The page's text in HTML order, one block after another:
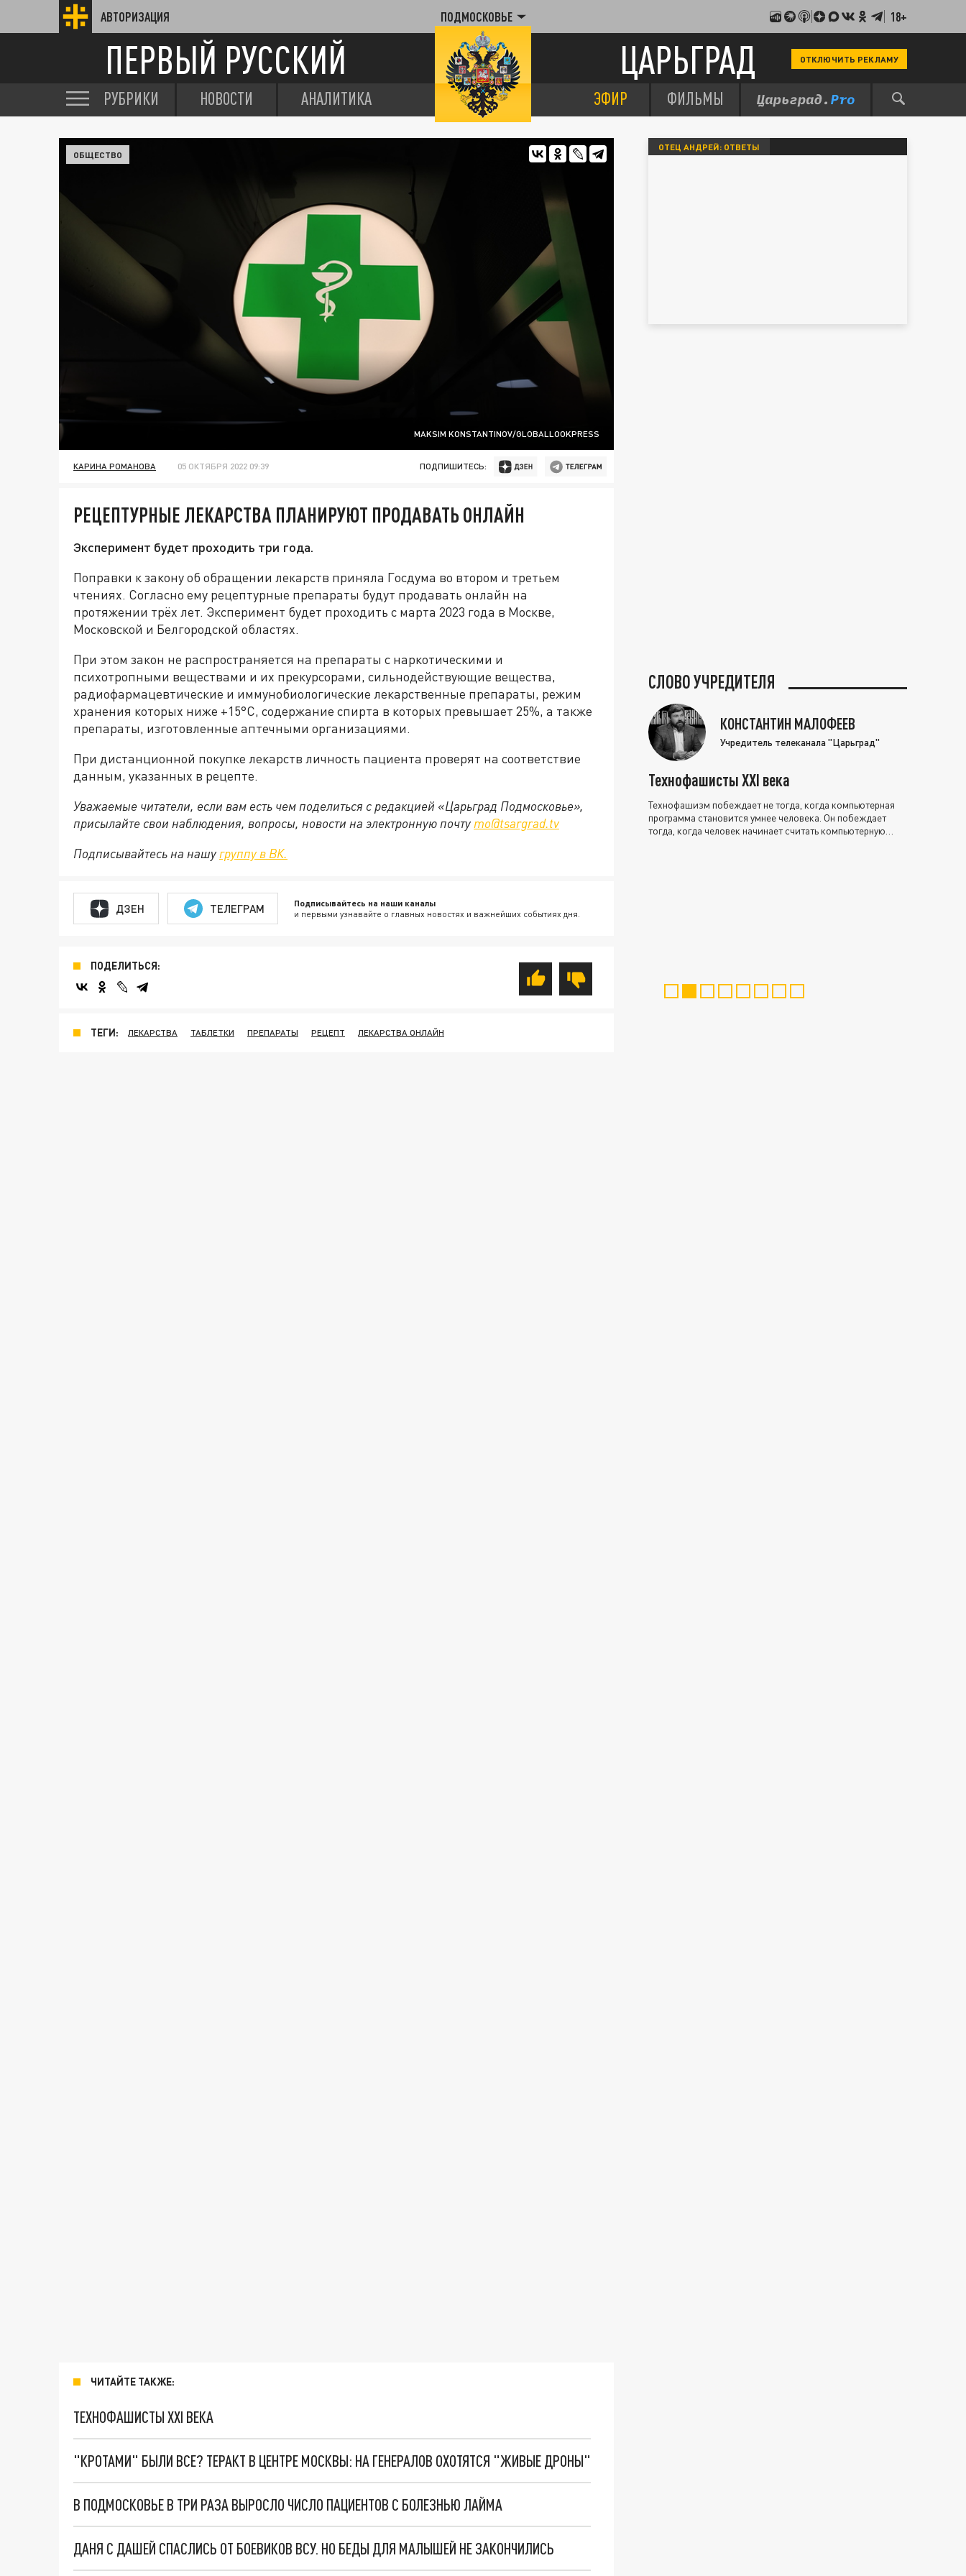
АВТОРИЗАЦИЯ ПОДМОСКОВЬЕ 18+
ПЕРВЫЙ РУССКИЙ ЦАРЬГРАД ОТКЛЮЧИТЬ РЕКЛАМУ
РУБРИКИ НОВОСТИ АНАЛИТИКА ЭФИР ФИЛЬМЫ
MAKSIM KONSTANTINOV/GLOBALLOOKPRESS
ОБЩЕСТВО
КАРИНА РОМАНОВА 05 ОКТЯБРЯ 2022 09:39 ПОДПИШИТЕСЬ:
РЕЦЕПТУРНЫЕ ЛЕКАРСТВА ПЛАНИРУЮТ ПРОДАВАТЬ ОНЛАЙН
Эксперимент будет проходить три года.
Поправки к закону об обращении лекарств приняла Госдума во втором и третьем
чтениях. Согласно ему рецептурные препараты будут продавать онлайн на
протяжении трёх лет. Эксперимент будет проходить с марта 2023 года в Москве,
Московской и Белгородской областях.
При этом закон не распространяется на препараты с наркотическими и
психотропными веществами и их прекурсорами, сильнодействующие вещества,
радиофармацевтические и иммунобиологические лекарственные препараты, режим
хранения которых ниже +15°C, содержание спирта в которых превышает 25%, а также
препараты, изготовленные аптечными организациями.
При дистанционной покупке лекарств личность пациента проверят на соответствие
данным, указанных в рецепте.
Уважаемые читатели, если вам есть чем поделиться с редакцией «Царьград Подмосковье»,
присылайте свои наблюдения, вопросы, новости на электронную почту mo@tsargrad.tv
Подписывайтесь на нашу группу в ВК.
ДЗЕН ТЕЛЕГРАМ Подписывайтесь на наши каналы
и первыми узнавайте о главных новостях и важнейших событиях дня.
ПОДЕЛИТЬСЯ:
ТЕГИ: ЛЕКАРСТВА ТАБЛЕТКИ ПРЕПАРАТЫ РЕЦЕПТ ЛЕКАРСТВА ОНЛАЙН
ЧИТАЙТЕ ТАКЖЕ:
ТЕХНОФАШИСТЫ XXI ВЕКА
"КРОТАМИ" БЫЛИ ВСЕ? ТЕРАКТ В ЦЕНТРЕ МОСКВЫ: НА ГЕНЕРАЛОВ ОХОТЯТСЯ "ЖИВЫЕ ДРОНЫ"
В ПОДМОСКОВЬЕ В ТРИ РАЗА ВЫРОСЛО ЧИСЛО ПАЦИЕНТОВ С БОЛЕЗНЬЮ ЛАЙМА
ДАНЯ С ДАШЕЙ СПАСЛИСЬ ОТ БОЕВИКОВ ВСУ. НО БЕДЫ ДЛЯ МАЛЫШЕЙ НЕ ЗАКОНЧИЛИСЬ
ОТЕЦ АНДРЕЙ: ОТВЕТЫ
СЛОВО УЧРЕДИТЕЛЯ
КОНСТАНТИН МАЛОФЕЕВ
Учредитель телеканала "Царьград"
Технофашисты XXI века
Технофашизм побеждает не тогда, когда компьютерная
программа становится умнее человека. Он побеждает
тогда, когда человек начинает считать компьютерную